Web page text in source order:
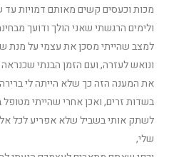
מכות וכעסים קשים מאותם דמויות עד
ולימים הרגשתי שאני הולך ודועך
למצב שהייתי מסכן את עצמי על מנת
ונואש לעזרה, ועם הזמן הבנתי
את המענה הזה כך שלא הייתה לי
בשדות זרים, ואכן אחרי שהייתי מטופל
לשתק אותי בשביל שלא אפריע לכל
שלי,